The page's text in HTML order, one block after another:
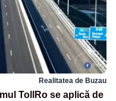
Realitatea de Buzau
TollRo se aplică de